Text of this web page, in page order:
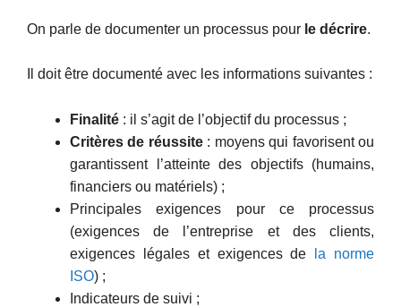
On parle de documenter un processus pour le décrire.
Il doit être documenté avec les informations suivantes :
Finalité : il s’agit de l’objectif du processus ;
Critères de réussite: moyens qui favorisent ou
garantissent l’atteinte des objectifs (humains,
financiers ou matériels) ;
Principales exigences pour ce processus
(exigences de l’entreprise et des clients,
exigences légales et exigences de
la norme
ISO) ;
Indicateurs de suivi ;